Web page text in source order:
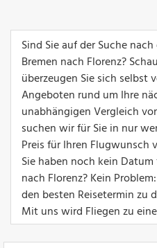
Sind Sie auf der Suche
Bremen nach Florenz?
überzeugen Sie sich selbst
Angeboten rund um Ihre
unabhängigen Vergleich
suchen wir für Sie in nur
Preis für Ihren Flugwunsch
Sie haben noch kein
nach Florenz? Kein
den besten Reisetermin zu
Mit uns wird Fliegen zu